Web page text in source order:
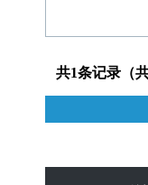
共1条记录（共